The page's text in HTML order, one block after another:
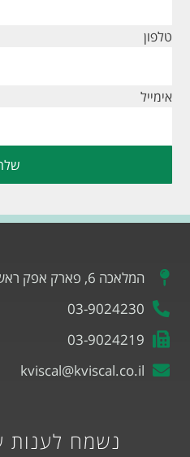
טלפון
אימייל
המלאכה 6, פארק אפק ראש העין
03-9024230
03-9024219
kviscal@kviscal.co.il
נשמח לענות